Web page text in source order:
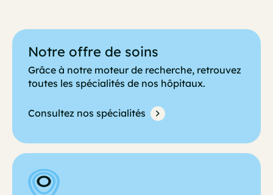
Notre offre de soins
Grâce à notre moteur de recherche, retrouvez
toutes les spécialités de nos hôpitaux.
Consultez nos spécialités